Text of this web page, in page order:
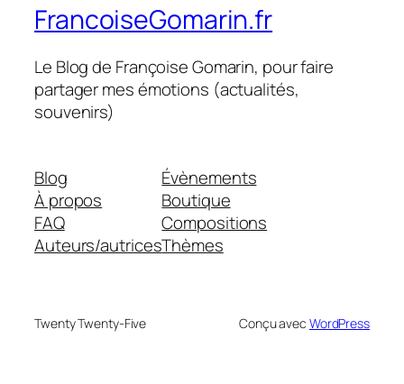
FrancoiseGomarin.fr
Le Blog de Françoise Gomarin, pour faire
partager mes émotions (actualités,
souvenirs)
Blog
À propos
FAQ
Auteurs/autrices
Évènements
Boutique
Compositions
Thèmes
Twenty Twenty-Five Conçu avec WordPress